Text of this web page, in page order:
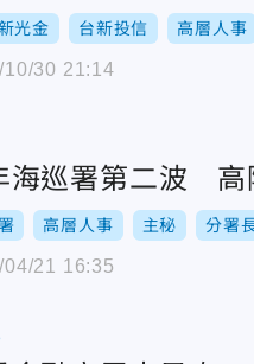
光金 台新投信 高層人事
10/30 21:14
海巡署第二波 高
高層人事 主秘 分署
04/21 16:35